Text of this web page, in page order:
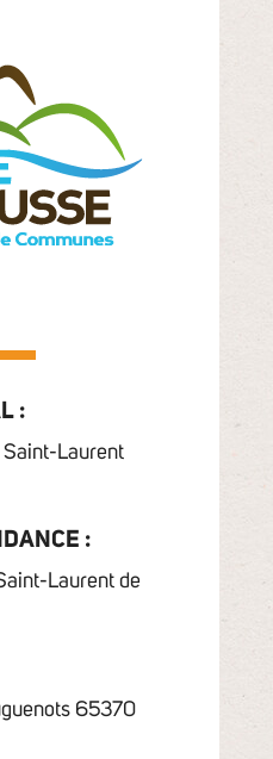
:
Laurent
:
Laurent de
65370